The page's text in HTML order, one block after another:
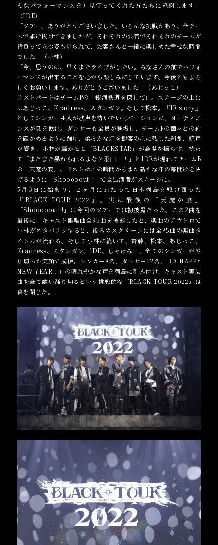
んなパフォーマンスを）見守ってくれた方たちに感謝します」
（IDE）
「ツアー、ありがとうございました。いろんな挑戦があり、全チー
ムで駆け抜けてきましたが、それぞれの公演でそれぞれのチームが
背負って立つ姿も見られて、お客さんと一緒に楽しめた幸せな時間
でした」（小林）
「今、思うのは、早くまたライブがしたい。みなさんの前でパフォ
ーマンスが出来ることを心から楽しみにしています。今後ともよろ
しくお願いします。ありがとうございました」（あじっこ）
ラストパートはチームPの「銀河鉄道を探して」。ステージの上に
はあじっこ、Kradness、スタンガン。そして松本。『IF story』
としてシンガー４人が歌声を紡いでいくバージョンに、オーディエ
ンスが息を飲む。ダンサーも全員が登場し、チームPの面々との絆
を確かめるように踊り、柔らかな灯を観客の心に残した刹那、銃声
が響き、小林が轟かせる「BLACKSTAR」が会場を揺らす。続け
て「まだまだ暴れられるよな？羽田―！」とIDEが現れてチームB
の「天魔の宴」、ラストはこの瞬間からまた新たな年の幕開けを告
げるように「Shooooout!!!」で全出演者がステージに。
5月3日に始まり、２ヶ月にわたって日本列島を駆け回った
『BLACK TOUR 2022』。実は最後の「天魔の宴」
「Shooooout!!!」は今回のツアーでは初披露だった。この2曲を
最後に、キャスト歌唱曲全95曲を披露したと、楽曲のアウトロで
小林がネタバラシすると、後ろのスクリーンには全95曲の楽曲タ
イトルが流れる。そして小林に続いて、齋藤、松本、あじっこ、
Kradness、スタンガン、IDE、しゃけみー、全てのシンガーがや
り切った笑顔で挨拶。シンガー8名、ダンサー12名、「A HAPPY
NEW YEAR！」の晴れやかな声を列島に刻み付け、キャスト実装
曲を全て歌い踊り切るという挑戦的な『BLACK TOUR 2022』は
幕を閉じた。